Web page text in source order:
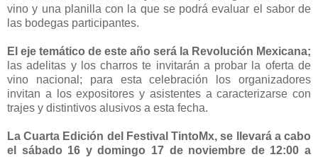
vino y una planilla con la que se podrá evaluar el sabor de
las bodegas participantes.
El eje temático de este año será la Revolución Mexicana;
las adelitas y los charros te invitarán a probar la oferta de
vino nacional; para esta celebración los organizadores
invitan a los expositores y asistentes a caracterizarse con
trajes y distintivos alusivos a esta fecha.
La Cuarta Edición del Festival TintoMx, se llevará a cabo
el sábado 16 y domingo 17 de noviembre de 12:00 a